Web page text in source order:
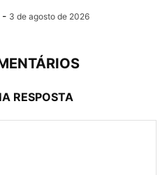
- 3 de agosto de 2026
RESPOSTA